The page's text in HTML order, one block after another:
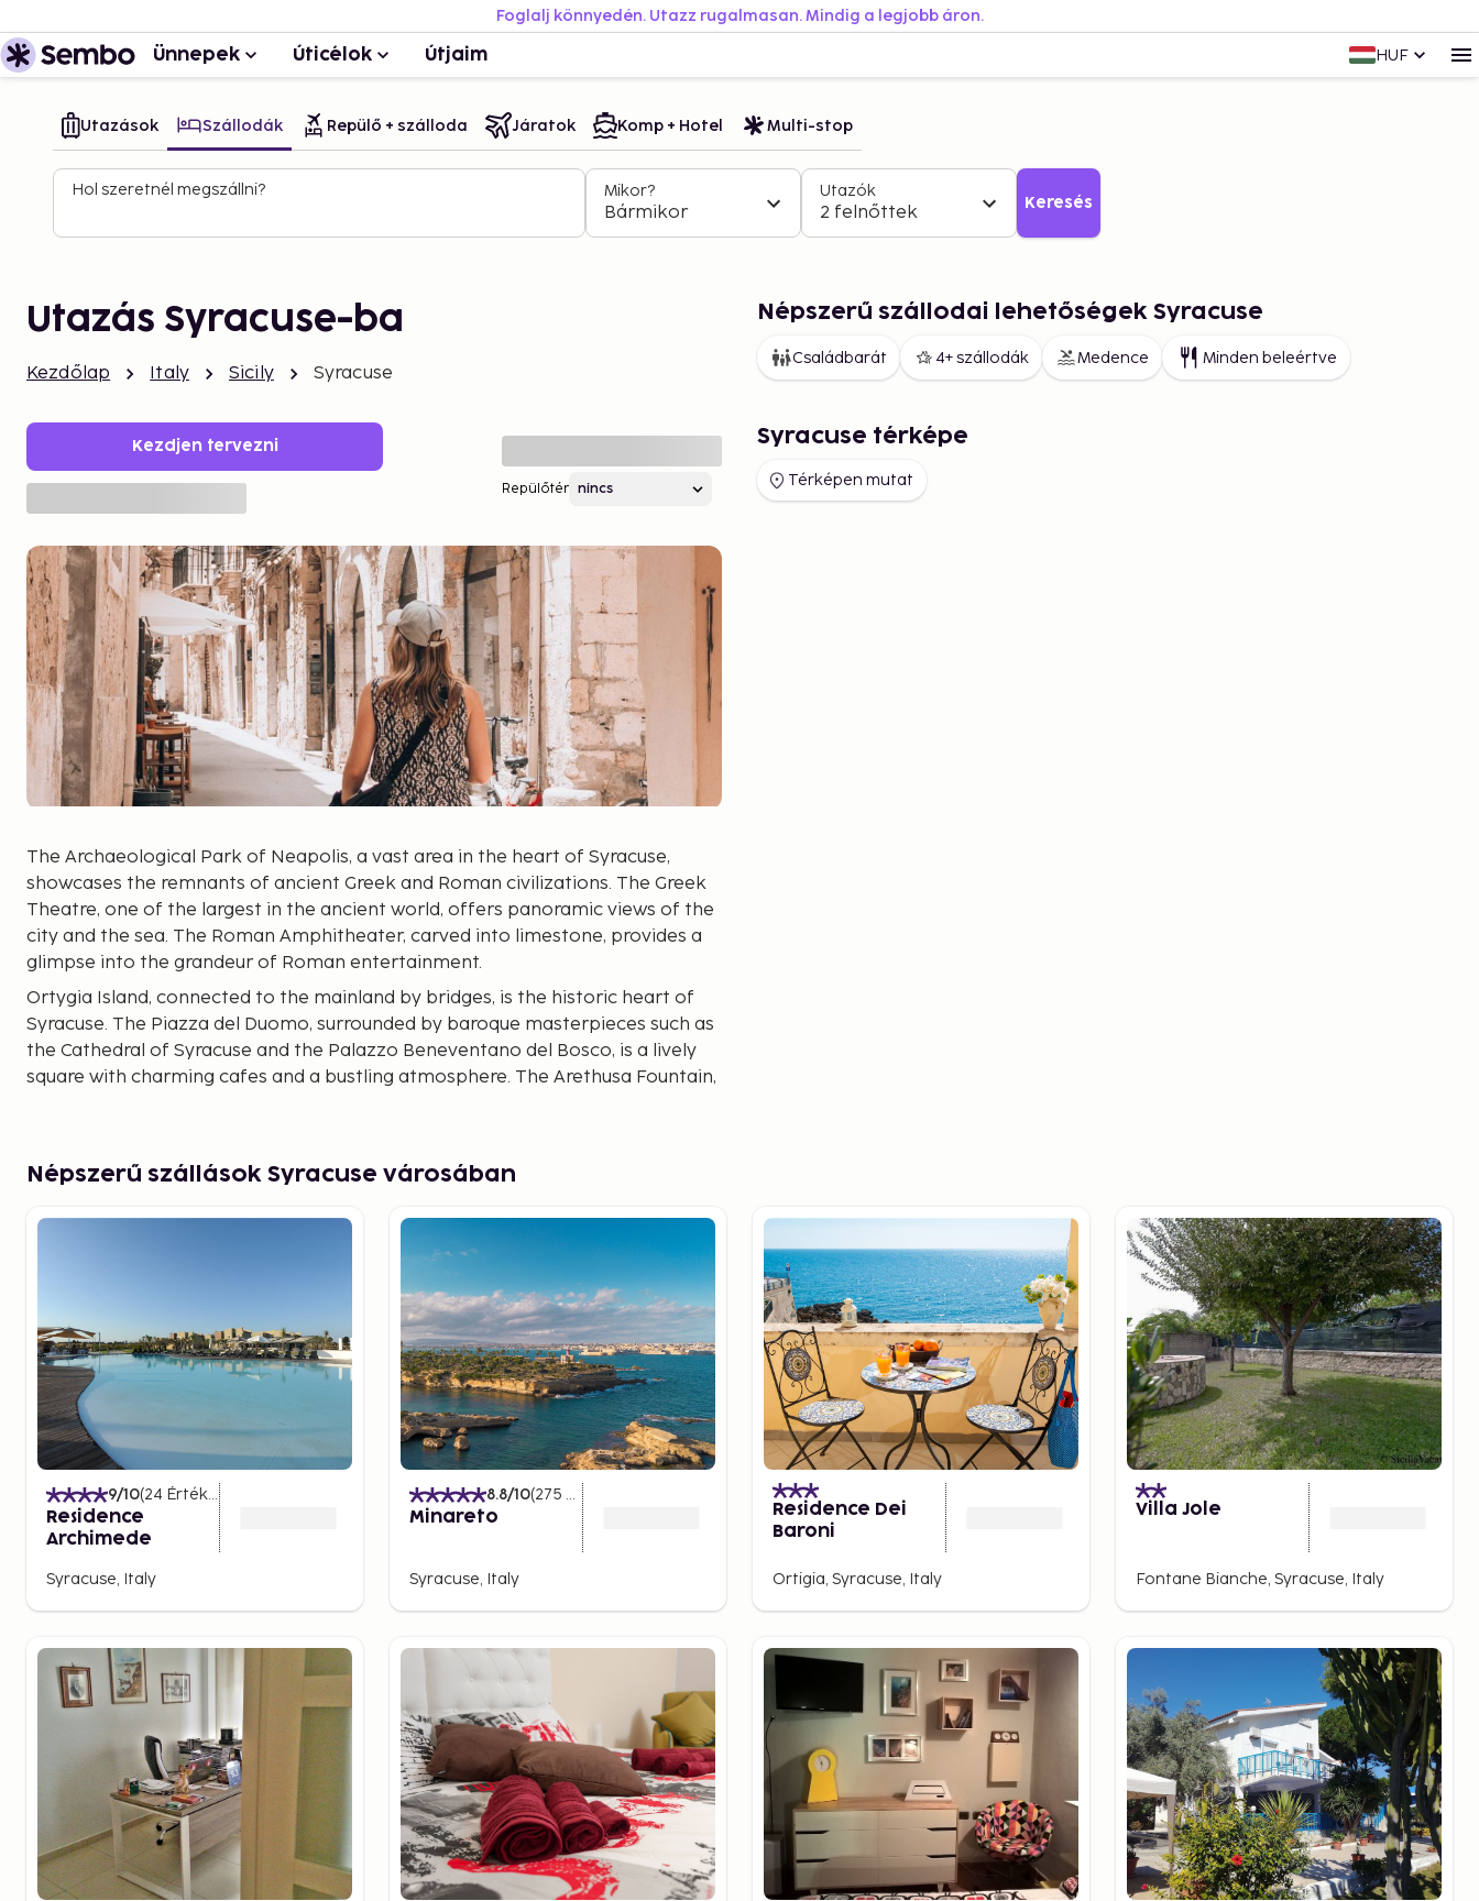
Foglalj könnyedén. Utazz rugalmasan. Mindig a legjobb áron.
Ünnepek Úticélok Útjaim HUF
Utazások Szállodák Repülő + szálloda Járatok Komp + Hotel Multi-stop
Hol szeretnél megszállni? Mikor?
Bármikor
Utazók
2 felnőttek Keresés
Utazás Syracuse-ba
Kezdőlap Italy Sicily Syracuse
Kezdjen tervezni
Repülőtér
The Archaeological Park of Neapolis, a vast area in the heart of Syracuse,
showcases the remnants of ancient Greek and Roman civilizations. The Greek
Theatre, one of the largest in the ancient world, offers panoramic views of the
city and the sea. The Roman Amphitheater, carved into limestone, provides a
glimpse into the grandeur of Roman entertainment.
Ortygia Island, connected to the mainland by bridges, is the historic heart of
Syracuse. The Piazza del Duomo, surrounded by baroque masterpieces such as
the Cathedral of Syracuse and the Palazzo Beneventano del Bosco, is a lively
square with charming cafes and a bustling atmosphere. The Arethusa Fountain,
Népszerű szállodai lehetőségek Syracuse
Családbarát 4+ szállodák Medence Minden beleértve
Syracuse térképe
Térképen mutat
Népszerű szállások Syracuse városában
9/10(24 Értékelések
Residence
Archimede
Syracuse, Italy
8.8/10(275 Értékelések
Minareto
Syracuse, Italy
Residence Dei
Baroni
Ortigia, Syracuse, Italy
Villa Jole
Fontane Bianche, Syracuse, Italy